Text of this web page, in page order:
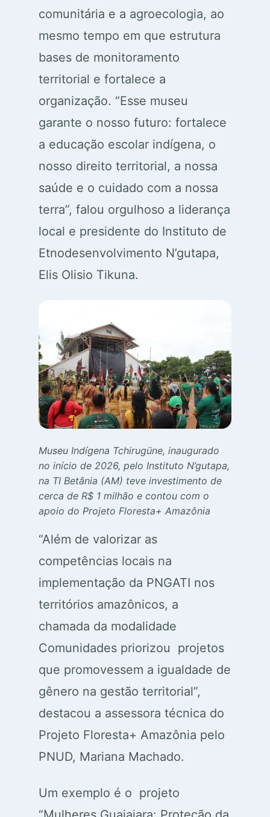
comunitária e a agroecologia, ao
mesmo tempo em que estrutura
bases de monitoramento
territorial e fortalece a
organização. “Esse museu
garante o nosso futuro: fortalece
a educação escolar indígena, o
nosso direito territorial, a nossa
saúde e o cuidado com a nossa
terra”, falou orgulhoso a liderança
local e presidente do Instituto de
Etnodesenvolvimento N’gutapa,
Elis Olisio Tikuna.
Museu Indígena Tchirugüne, inaugurado
no início de 2026, pelo Instituto N’gutapa,
na TI Betânia (AM) teve investimento de
cerca de R$ 1 milhão e contou com o
apoio do Projeto Floresta+ Amazônia
“Além de valorizar as
competências locais na
implementação da PNGATI nos
territórios amazônicos, a
chamada da modalidade
Comunidades priorizou projetos
que promovessem a igualdade de
gênero na gestão territorial”,
destacou a assessora técnica do
Projeto Floresta+ Amazônia pelo
PNUD, Mariana Machado.
Um exemplo é o projeto